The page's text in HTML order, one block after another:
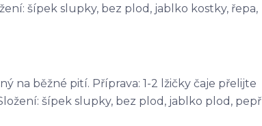
šípek slupky, bez plod, jablko kostky, řepa,
na běžné pití. Příprava: 1-2 lžičky čaje přelijte
šípek slupky, bez plod, jablko plod, pepř